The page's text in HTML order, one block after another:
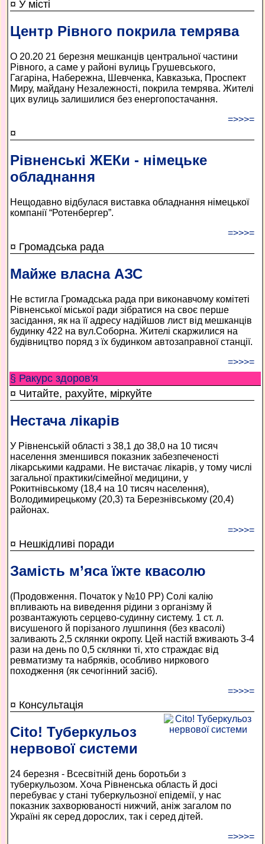
¤ У місті
Центр Рівного покрила темрява
О 20.20 21 березня мешканців центральної частини
Рівного, а саме у районі вулиць Грушевського,
Гагаріна, Набережна, Шевченка, Кавказька, Проспект
Миру, майдану Незалежності, покрила темрява. Жителі
цих вулиць залишилися без енергопостачання.
=>>>=
¤
Рівненські ЖЕКи - німецьке
обладнання
Нещодавно відбулася виставка обладнання німецької
компанії “Ротенбергер”.
=>>>=
¤ Громадська рада
Майже власна АЗС
Не встигла Громадська рада при виконавчому комітеті
Рівненської міської ради зібратися на своє перше
засідання, як на її адресу надійшов лист від мешканців
будинку 422 на вул.Соборна. Жителі скаржилися на
будівництво поряд з їх будинком автозаправної станції.
=>>>=
§ Ракурс здоров'я
¤ Читайте, рахуйте, міркуйте
Нестача лікарів
У Рівненській області з 38,1 до 38,0 на 10 тисяч
населення зменшився показник забезпеченості
лікарськими кадрами. Не вистачає лікарів, у тому числі
загальної практики/сімейної медицини, у
Рокитнівському (18,4 на 10 тисяч населення),
Володимирецькому (20,3) та Березнівському (20,4)
районах.
=>>>=
¤ Нешкідливі поради
Замість м’яса їжте квасолю
(Продовження. Початок у №10 РР) Солі калію
впливають на виведення рідини з організму й
розвантажують серцево-судинну систему. 1 ст. л.
висушеного й порізаного лушпиння (без квасолі)
заливають 2,5 склянки окропу. Цей настій вживають 3-4
рази на день по 0,5 склянки ті, хто страждає від
ревматизму та набряків, особливо ниркового
походження (як сечогінний засіб).
=>>>=
¤ Консультація
Cito! Туберкульоз
нервової системи
24 березня - Всесвітній день боротьби з
туберкульозом. Хоча Рівненська область й досі
перебуває у стані туберкульозної епідемії, у нас
показник захворюваності нижчий, аніж загалом по
Україні як серед дорослих, так і серед дітей.
=>>>=